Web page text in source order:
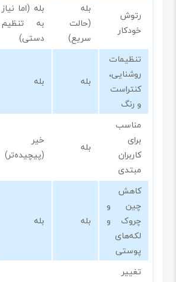
رتوش
خودکار
بله
(حالت
سریع)
بله (اما نیاز
به تنظیم
دستی)
تنظیمات
روشنایی،
کنتراست
و رنگ
بله بله
مناسب
برای
کاربران
مبتدی
بله
خیر
(پیچیده‌تر)
کاهش
چین و
چروک و
لکه‌های
پوستی
بله بله
تغییر